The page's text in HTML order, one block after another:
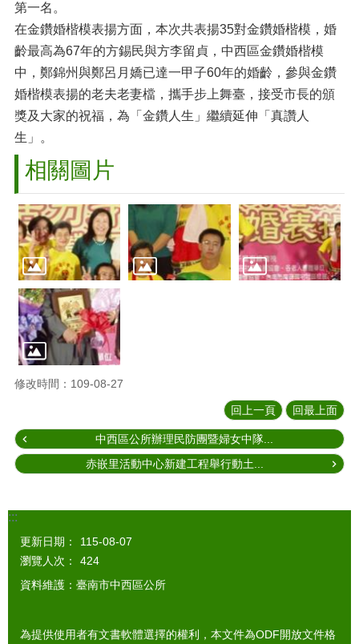
第一名。
在金鑽婚楷模表揚方面，本次共表揚35對金鑽婚楷模，婚
齡最高為67年的方錫民與方李留貞，中西區金鑽婚楷模
中，鄭錦州與鄭呂月嬌已達一甲子60年的婚齡，參與金鑽
婚楷模表揚的老夫老妻檔，攜手步上舞臺，接受市長的頒
獎及大家的祝福，為「金鑽人生」繼續延伸「真讚人
生」。
相關圖片
修改時間：109-08-27
回上一頁 回最上面
中西區公所辦理民防團暨婦女中隊...
赤嵌里活動中心新建工程舉行動土...
:::
更新日期：
115-08-07
瀏覽人次：
424
資料維護：臺南市中西區公所
為提供使用者有文書軟體選擇的權利，本文件為ODF開放文件格